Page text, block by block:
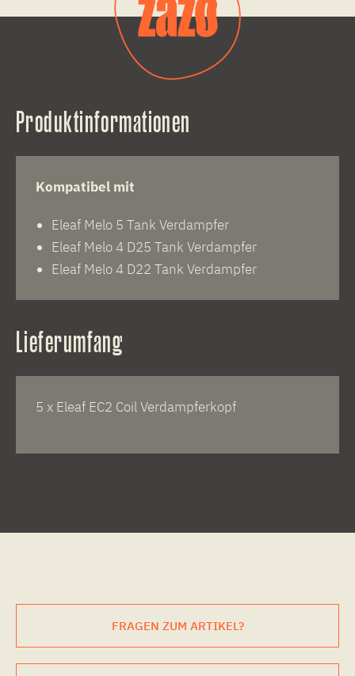
Produktinformationen
Kompatibel mit
Eleaf Melo 5 Tank Verdampfer
Eleaf Melo 4 D25 Tank Verdampfer
Eleaf Melo 4 D22 Tank Verdampfer
Lieferumfang
5 x Eleaf EC2 Coil Verdampferkopf
FRAGEN ZUM ARTIKEL?